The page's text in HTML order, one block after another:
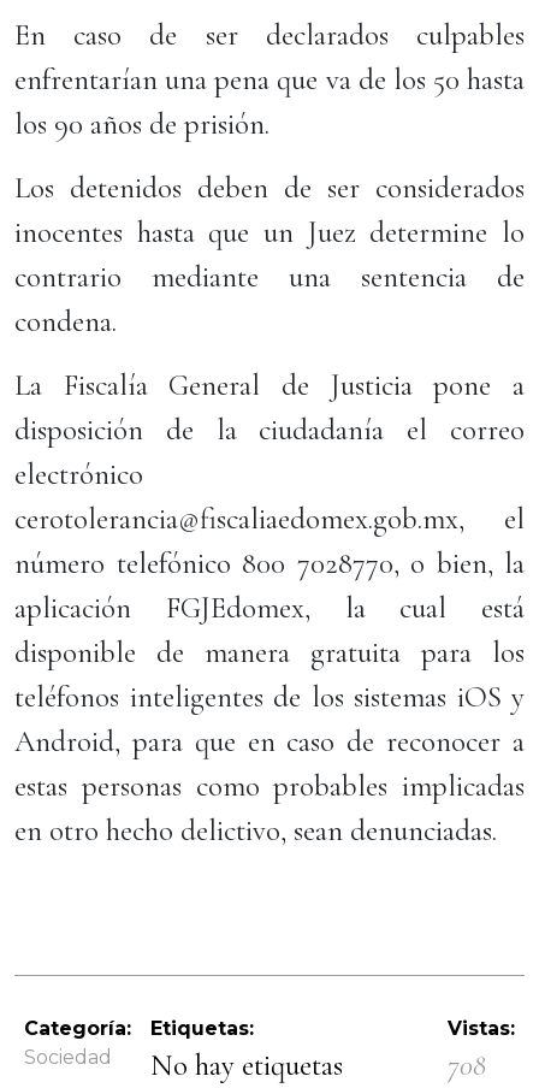
En caso de ser declarados culpables
enfrentarían una pena que va de los 50 hasta
los 90 años de prisión.
Los detenidos deben de ser considerados
inocentes hasta que un Juez determine lo
contrario mediante una sentencia de
condena.
La Fiscalía General de Justicia pone a
disposición de la ciudadanía el correo
electrónico
cerotolerancia@fiscaliaedomex.gob.mx, el
número telefónico 800 7028770, o bien, la
aplicación FGJEdomex, la cual está
disponible de manera gratuita para los
teléfonos inteligentes de los sistemas iOS y
Android, para que en caso de reconocer a
estas personas como probables implicadas
en otro hecho delictivo, sean denunciadas.
Categoría:
Sociedad
Etiquetas:
No hay etiquetas
Vistas:
708